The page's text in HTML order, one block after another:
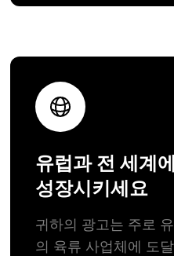
유럽과 전 세계
성장시키세요
귀하의 광고는 주로
의 육류 사업체에 도